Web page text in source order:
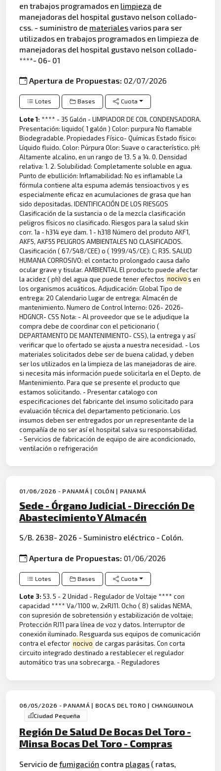
en trabajos programados en limpieza de
manejadoras del hospital gustavo nelson collado-
css. - suministro de materialesvarios para ser
utilizados en trabajos programados en limpieza de
manejadoras del hospital gustavo nelson collado-
****- 06- 01
Apertura de Propuestas:02/07/2026
Lotes Bases Cuota
Lote 1: **** - 35 Galón - LIMPIADOR DE COIL CONDENSADORA.
Presentación: liquido( 1 galón ) Color: purpura No flamable
Biodegradable. Propiedades Físico- Químicas Estado físico:
Líquido fluido. Color: Púrpura Olor: Suave o característico. pH:
Altamente alcalino, en un rango de 13. 5 a 14. 0. Densidad
relativa: 1. 2. Solubilidad: Completamente soluble en agua.
Punto de ebullición: Inflamabilidad: No es inflamable La
fórmula contiene alta espuma además tensioactivos y es
especialmente eficaz en acumulaciones de grasa que han
sido depositadas. IDENTIFICACIÓN DE LOS RIESGOS
Clasificación de la sustancia o de la mezcla clasificación
peligros físicos no clasificado. Riesgos para la salud skin
corr. 1a - h314 eye dam. 1 - h318 Número del produto AKF1,
AKF5, AKF55 PELIGROS AMBIENTALES NO CLASIFICADOS.
Clasificación ( 67/548/CEE) o ( 1999/45/CE): C; R35. SALUD
HUMANA CORROSIVO: el contacto prolongado causa daño
ocular grave y tisular. AMBIENTAL El producto puede afectar
la acidez ( ph) del agua que puede tener efectos nocivos en
los organismos acuáticos. Adjudicación: Global Tipo de
entrega: 20 Calendario Lugar de entrega: Almacén de
mantenimiento. Numero de Control Interno: 026- 2026-
HDGNCR- CSS Nota: - Al proveedor que se le adjudique la
compra debe de coordinar con el peticionario (
DEPARTAMENTO DE MANTENIMIENTO- CSS), la entrega y así
verificar que lo ofertado se ajusta a nuestra necesidad. - Los
materiales solicitados debe ser de buena calidad, y deben
ser los utilizados en la limpieza de las manejadoras de aire.
si necesita más información puede solicitarla en el Depto. de
Mantenimiento. Para que se presente el producto que
estamos solicitando. - Presentar catalogo con
especificaciones del fabricante del insumo solicitado para
evaluación técnica del departamento peticionario. Los
insumos deben ser entregados por un representante de la
compañía de no ser así el hospital salva su responsabilidad.
- Servicios de fabricación de equipo de aire acondicionado,
ventilación o refrigeración
01/06/2026 - PANAMÁ | COLÓN | PANAMÁ
Sede - Órgano Judicial - Dirección De
Abastecimiento Y Almacén
S/B. 2638- 2026 - Suministro eléctrico - Colón.
Apertura de Propuestas:01/06/2026
Lotes Bases Cuota
Lote 3:53. 5 - 2 Unidad - Regulador de Voltaje **** con
capacidad **** Va/1100 w, 2xRJ11. Ocho ( 8) salidas NEMA,
con supresión de sobretensión y estabilización de voltaje;
Protección RJ11 para línea de voz y datos. Interruptor de
conexión iluminado. Resguarda sus equipos de comunicación
contra el efector nocivo de cargas parásitas. Con corta
circuito integrado destinado a restablecer el regulador
automático tras una sobrecarga. - Reguladores
06/05/2026 - PANAMÁ | BOCAS DEL TORO | CHANGUINOLA
Ciudad Pequeña
Región De Salud De Bocas Del Toro -
Minsa Bocas Del Toro - Compras
Servicio defumigación contra plagas ( ratas,